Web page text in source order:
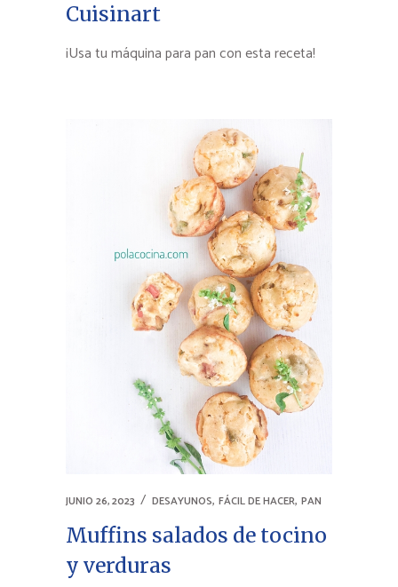
Cuisinart
¡Usa tu máquina para pan con esta receta!
JUNIO 26, 2023 DESAYUNOS, FÁCIL DE HACER, PAN
Muffins salados de tocino
y verduras